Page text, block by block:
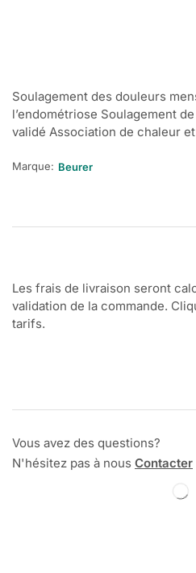
Soulagement des douleurs
l’endométriose Soulagement
validé Association de chaleur et
Marque: Beurer
Les frais de livraison seront
validation de la commande.
tarifs.
Vous avez des questions?
N'hésitez pas à nous Contacter